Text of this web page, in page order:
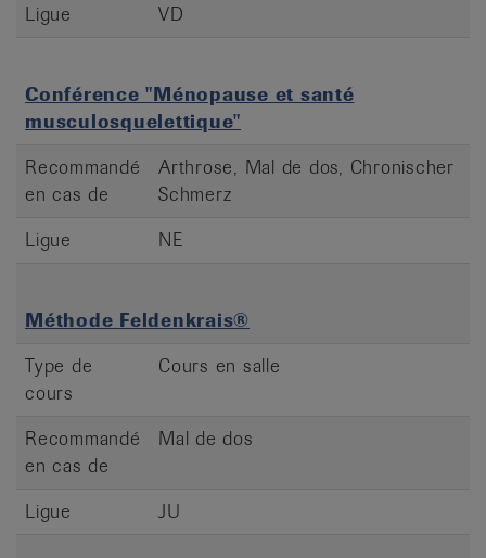
Ligue VD
Conférence "Ménopause et santé
musculosquelettique"
Recommandé
en cas de
Arthrose, Mal de dos, Chronischer
Schmerz
Ligue
NE
Méthode Feldenkrais®
Type de
cours
Cours en salle
Recommandé
en cas de
Mal de dos
Ligue JU